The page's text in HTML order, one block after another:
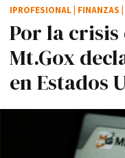
Por la
Mt.Gox
en Estados
IPROFESIONAL FINANZAS